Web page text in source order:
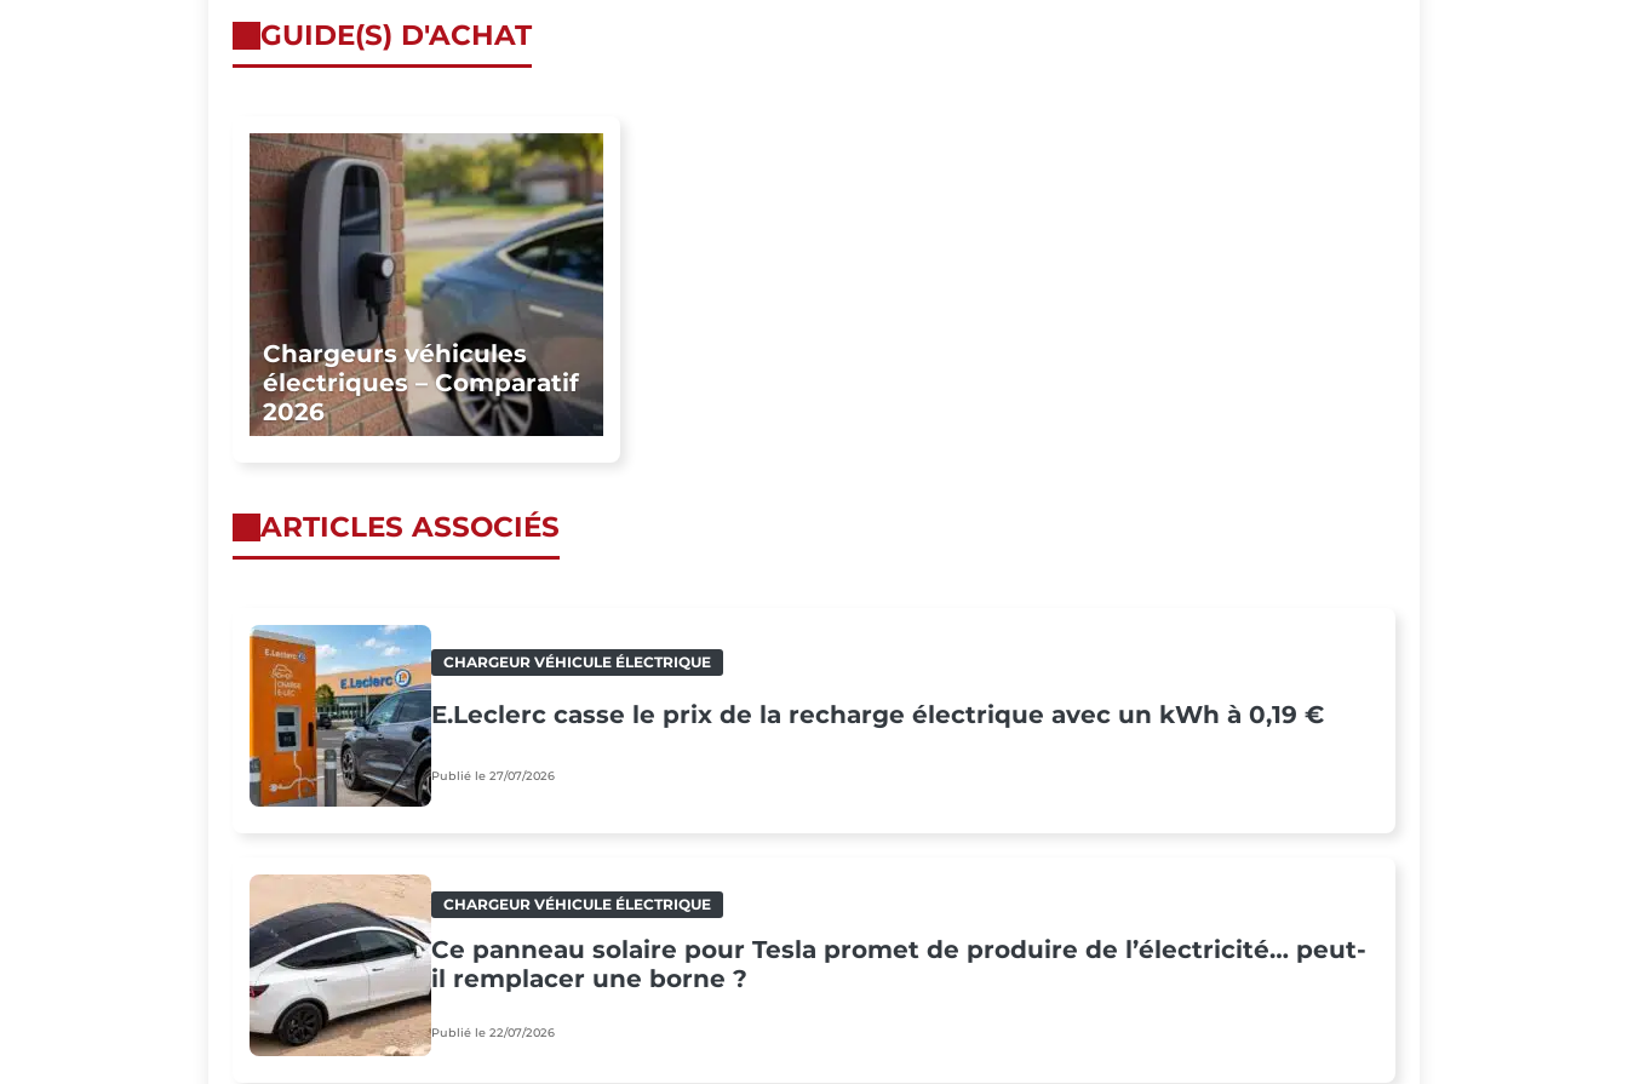
GUIDE(S) D'ACHAT
Chargeurs véhicules
électriques – Comparatif
2026
ARTICLES ASSOCIÉS
CHARGEUR VÉHICULE ÉLECTRIQUE
E.Leclerc casse le prix de la recharge électrique avec un kWh à 0,19 €
Publié le 27/07/2026
CHARGEUR VÉHICULE ÉLECTRIQUE
Ce panneau solaire pour Tesla promet de produire de l’électricité… peut-
il remplacer une borne ?
Publié le 22/07/2026